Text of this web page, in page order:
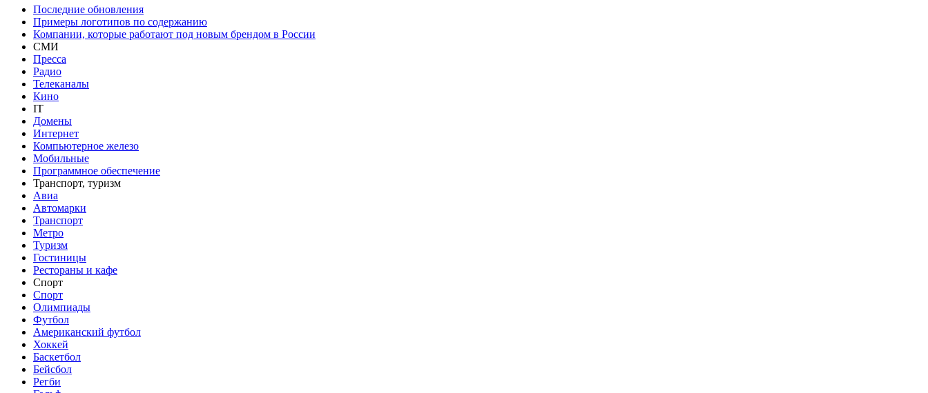
Последние обновления
Примеры логотипов по содержанию
Компании, которые работают под новым брендом в России
СМИ
Пресса
Радио
Телеканалы
Кино
IT
Домены
Интернет
Компьютерное железо
Мобильные
Программное обеспечение
Транспорт, туризм
Авиа
Автомарки
Транспорт
Метро
Туризм
Гостиницы
Рестораны и кафе
Спорт
Спорт
Олимпиады
Футбол
Американский футбол
Хоккей
Баскетбол
Бейсбол
Регби